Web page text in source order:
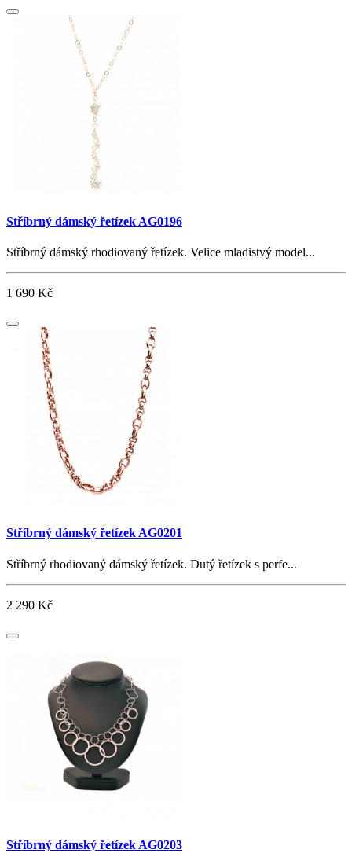
Stříbrný dámský řetízek AG0196
Stříbrný dámský rhodiovaný řetízek. Velice mladistvý model...
1 690 Kč
Stříbrný dámský řetízek AG0201
Stříbrný rhodiovaný dámský řetízek. Dutý řetízek s perfe...
2 290 Kč
Stříbrný dámský řetízek AG0203